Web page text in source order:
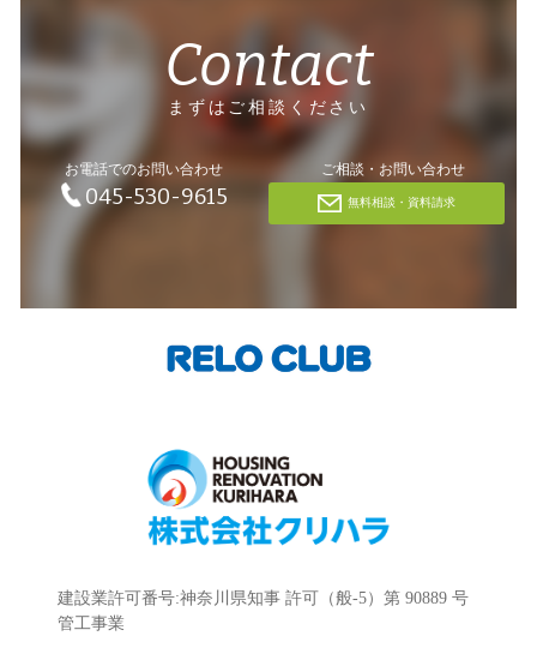
Contact
まずはご相談ください
お電話でのお問い合わせ
045-530-9615
ご相談・お問い合わせ
無料相談・資料請求
建設業許可番号:神奈川県知事 許可（般-5）第 90889 号
管工事業